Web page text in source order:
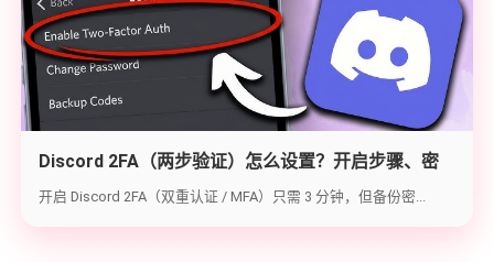
Discord 2FA（两步验证）怎么设置？开启步骤、密
钥备份与炸号救急（2026实战版）
开启 Discord 2FA（双重认证 / MFA）只需 3 分钟，但备份密...